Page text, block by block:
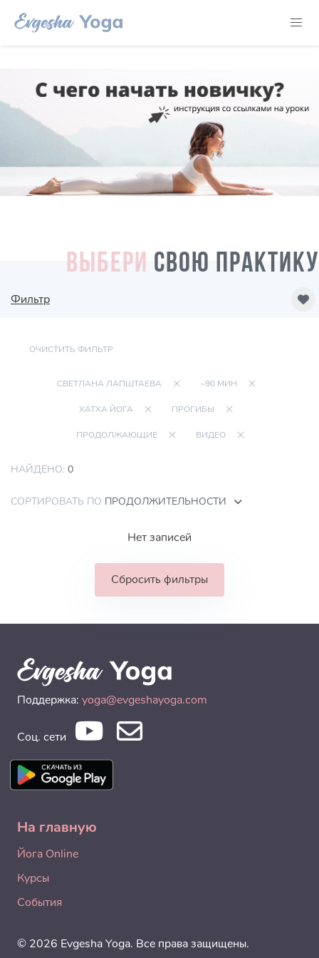
ВЫБЕРИ СВОЮ ПРАКТИКУ
Фильтр
ОЧИСТИТЬ ФИЛЬТР
СВЕТЛАНА ЛАПШТАЕВА ~90 МИН
ХАТХА ЙОГА ПРОГИБЫ
ПРОДОЛЖАЮЩИЕ ВИДЕО
НАЙДЕНО: 0
СОРТИРОВАТЬ ПО ПРОДОЛЖИТЕЛЬНОСТИ
Нет записей
Сбросить фильтры
Поддержка: yoga@evgeshayoga.com
Соц. сети
На главную
Йога Online
Курсы
События
© 2026 Evgesha Yoga. Все права защищены.